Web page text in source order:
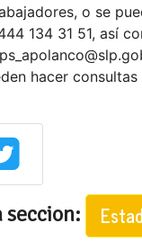
o se
134 31 51, así
hacer
seccion: